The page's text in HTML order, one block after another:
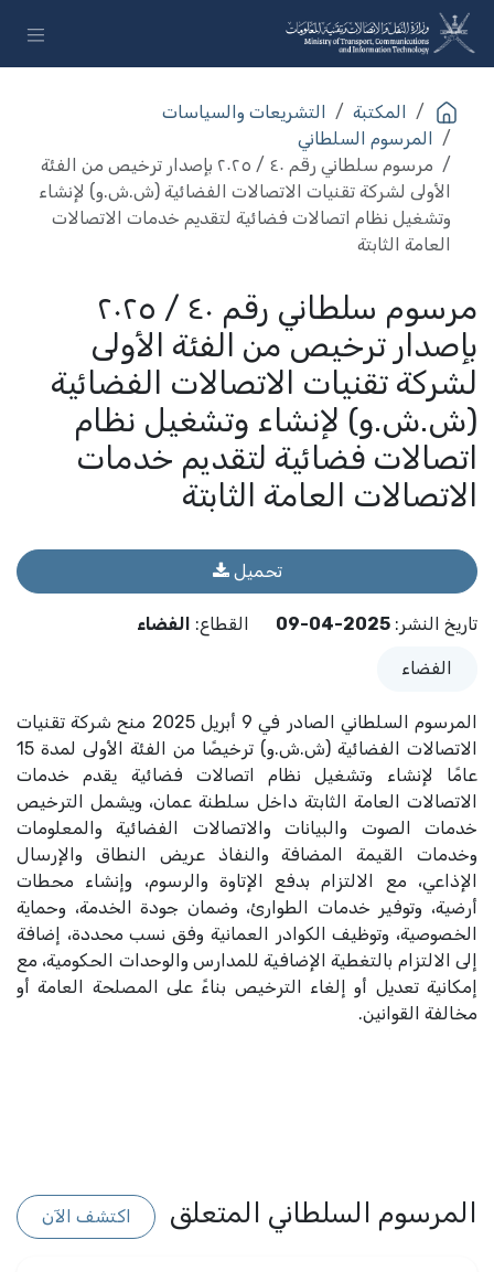
تخطي للذهاب إلى المحتوى
المكتبة
التشريعات والسياسات
المرسوم السلطاني
مرسوم سلطاني رقم ٤٠ / ٢٠٢٥ بإصدار ترخيص من الفئة
الأولى لشركة تقنيات الاتصالات الفضائية (ش.ش.و) لإنشاء
وتشغيل نظام اتصالات فضائية لتقديم خدمات الاتصالات
العامة الثابتة
مرسوم سلطاني رقم ٤٠ / ٢٠٢٥
بإصدار ترخيص من الفئة الأولى
لشركة تقنيات الاتصالات الفضائية
(ش.ش.و) لإنشاء وتشغيل نظام
اتصالات فضائية لتقديم خدمات
الاتصالات العامة الثابتة
تاريخ النشر :
2025-04-09 القطاع: الفضاء
الفضاء
المرسوم السلطاني الصادر في 9 أبريل 2025 منح شركة تقنيات
الاتصالات الفضائية (ش.ش.و) ترخيصًا من الفئة الأولى لمدة 15
عامًا لإنشاء وتشغيل نظام اتصالات فضائية يقدم خدمات
الاتصالات العامة الثابتة داخل سلطنة عمان، ويشمل الترخيص
خدمات الصوت والبيانات والاتصالات الفضائية والمعلومات
وخدمات القيمة المضافة والنفاذ عريض النطاق والإرسال
الإذاعي، مع الالتزام بدفع الإتاوة والرسوم، وإنشاء محطات
أرضية، وتوفير خدمات الطوارئ، وضمان جودة الخدمة، وحماية
الخصوصية، وتوظيف الكوادر العمانية وفق نسب محددة، إضافة
إلى الالتزام بالتغطية الإضافية للمدارس والوحدات الحكومية، مع
إمكانية تعديل أو إلغاء الترخيص بناءً على المصلحة العامة أو
مخالفة القوانين.
تحميل
المرسوم السلطاني المتعلق اكتشف الآن